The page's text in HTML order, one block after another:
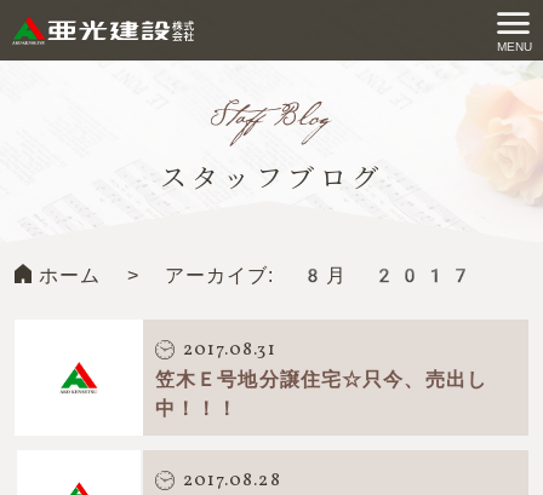
ン
ッ
亜光建設株式会社
MENU
スタッフブログ
ホーム > アーカイブ: 8月 2017
2017.08.31
笠木Ｅ号地分譲住宅☆只今、売出し
中！！！
2017.08.28